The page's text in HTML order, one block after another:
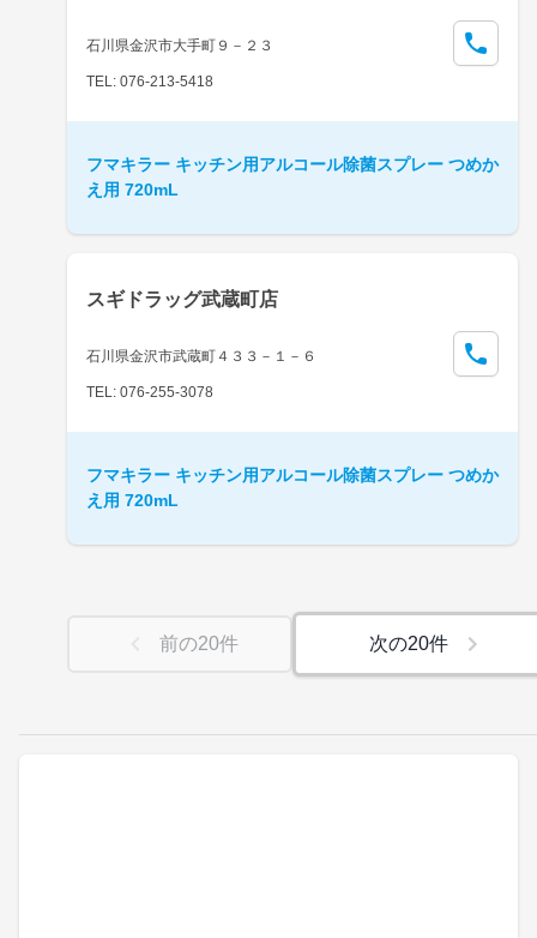
石川県金沢市大手町９－２３
TEL: 076-213-5418
フマキラー キッチン用アルコール除菌スプレー つめか
え用 720mL
スギドラッグ武蔵町店
石川県金沢市武蔵町４３３－１－６
TEL: 076-255-3078
フマキラー キッチン用アルコール除菌スプレー つめか
え用 720mL
前の20件 次の20件